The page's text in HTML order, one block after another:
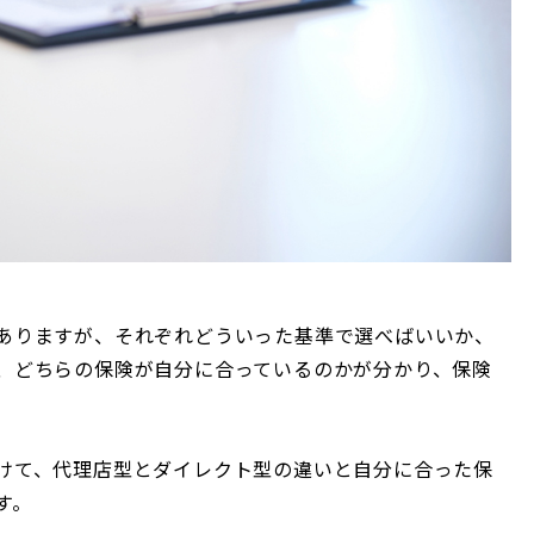
ますが、それぞれどういった基準で選べばいいか、
ちらの保険が自分に合っているのかが分かり、保険
、代理店型とダイレクト型の違いと自分に合った保